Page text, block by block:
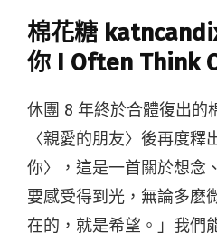
棉花糖
你 I Often Think
休團 8 年終於合體復出的
〈親愛的朋友〉後再度釋
你〉，這是一首關於想念
要感受得到光，無論多麽
在的，就是希望。」我們